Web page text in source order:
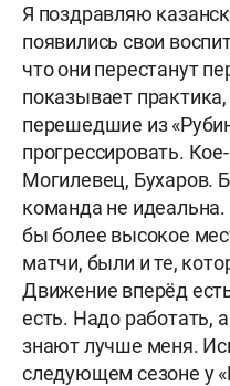
Я поздравляю
появились свои
что они перестанут
показывает
перешедшие из
прогрессировать.
Могилевец, Бухаров.
команда не
бы более высокое
матчи, были и те,
Движение вперёд
есть. Надо работать,
знают лучше меня.
следующем сезоне у